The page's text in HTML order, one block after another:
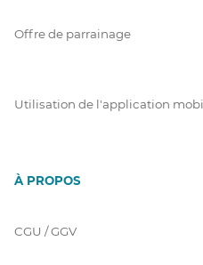
Offre de parrainage
Utilisation de l'application
À PROPOS
CGU / GGV